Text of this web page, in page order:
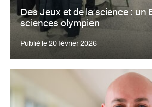
Des Jeux et de la science : un
sciences olympien
Publié le 20 février 2026